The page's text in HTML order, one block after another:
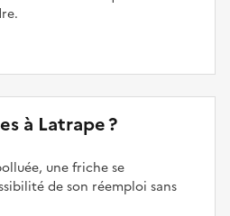
à Latrape ?
une friche se
de son réemploi sans